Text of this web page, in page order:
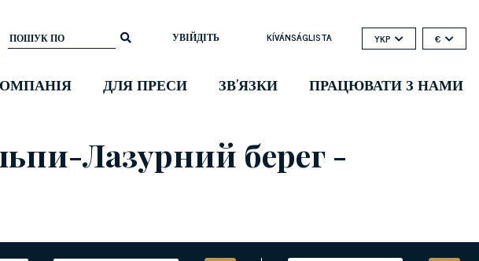
УВІЙДІТЬ KÍVÁNSÁGLISTA YKP €
ДЛЯ ПРЕСИ ЗВ'ЯЗКИ ПРАЦЮВАТИ З НАМИ
Лазурний берег -